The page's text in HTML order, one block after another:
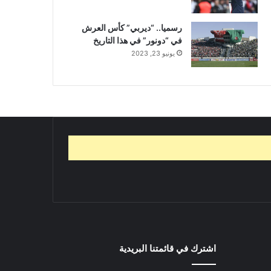
رسميا.. “ديربي” كأس العرش
في “دونور” في هذا التاريخ
يونيو 23, 2023
اشترك في قائمتنا البريدية